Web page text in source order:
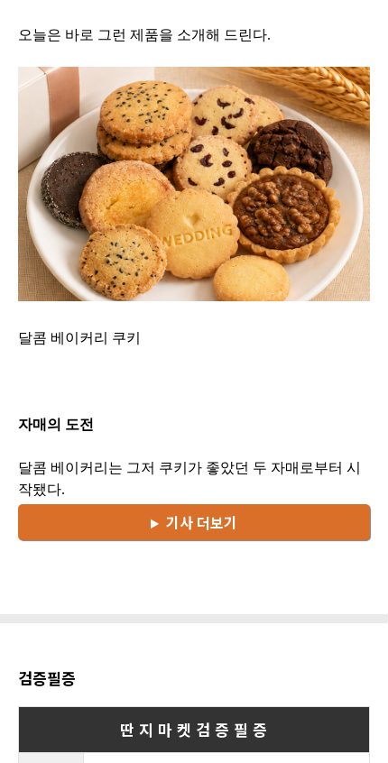
오늘은 바로 그런 제품을 소개해 드린다.
달콤 베이커리 쿠키
자매의 도전
달콤 베이커리는 그저 쿠키가 좋았던 두 자매로부터 시
작됐다.
기사 더보기
검증필증
딴 지 마 켓 검 증 필 증